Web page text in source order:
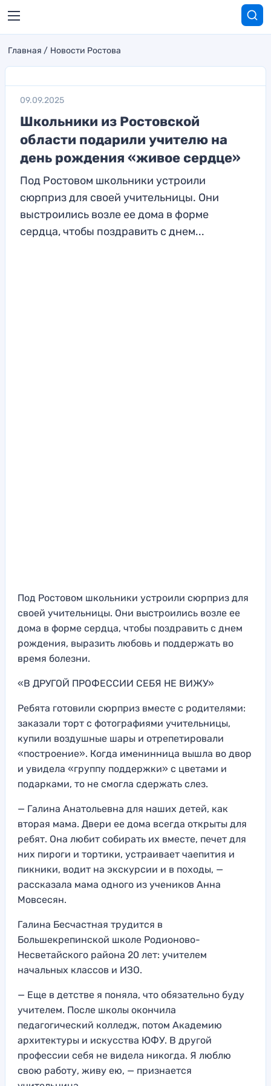
Главная Новости Ростова
09.09.2025
Школьники из Ростовской
области подарили учителю на
день рождения «живое сердце»
Под Ростовом школьники устроили
сюрприз для своей учительницы. Они
выстроились возле ее дома в форме
сердца, чтобы поздравить с днем...
Под Ростовом школьники устроили сюрприз для
своей учительницы. Они выстроились возле ее
дома в форме сердца, чтобы поздравить с днем
рождения, выразить любовь и поддержать во
время болезни.
«В ДРУГОЙ ПРОФЕССИИ СЕБЯ НЕ ВИЖУ»
Ребята готовили сюрприз вместе с родителями:
заказали торт с фотографиями учительницы,
купили воздушные шары и отрепетировали
«построение». Когда именинница вышла во двор
и увидела «группу поддержки» с цветами и
подарками, то не смогла сдержать слез.
— Галина Анатольевна для наших детей, как
вторая мама. Двери ее дома всегда открыты для
ребят. Она любит собирать их вместе, печет для
них пироги и тортики, устраивает чаепития и
пикники, водит на экскурсии и в походы, —
рассказала мама одного из учеников Анна
Мовсесян.
Галина Бесчастная трудится в
Большекрепинской школе Родионово-
Несветайского района 20 лет: учителем
начальных классов и ИЗО.
— Еще в детстве я поняла, что обязательно буду
учителем. После школы окончила
педагогический колледж, потом Академию
архитектуры и искусства ЮФУ. В другой
профессии себя не видела никогда. Я люблю
свою работу, живу ею, — признается